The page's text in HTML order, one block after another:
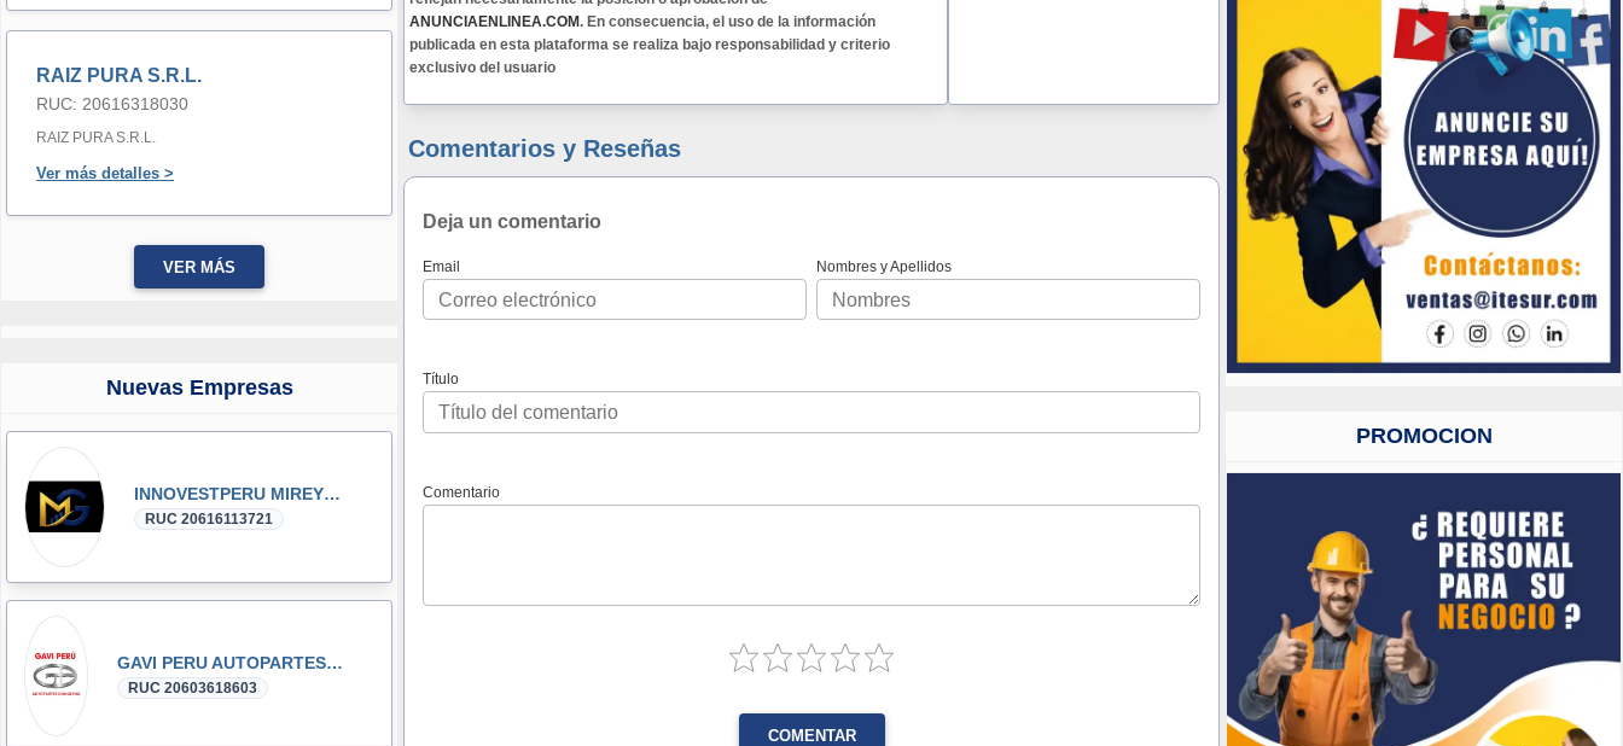
RAIZ PURA S.R.L.
RUC: 20616318030
RAIZ PURA S.R.L.
Ver más detalles >
VER MÁS
Nuevas Empresas
INNOVESTPERU MIREYKA GROUP SAC
RUC 20616113721
GAVI PERU AUTOPARTES DONGFENG y DFSK GLORY
RUC 20603618603
ANUNCIAENLINEA.COM. En consecuencia, el uso de la información
publicada en esta plataforma se realiza bajo responsabilidad y criterio
exclusivo del usuario
Comentarios y Reseñas
Deja un comentario
Email Nombres y Apellidos
Título
Comentario
COMENTAR
PROMOCION